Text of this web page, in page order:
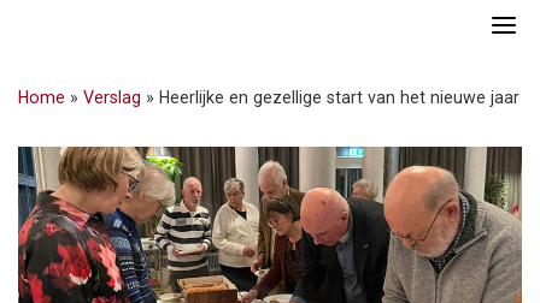
Home » Verslag » Heerlijke en gezellige start van het nieuwe jaar